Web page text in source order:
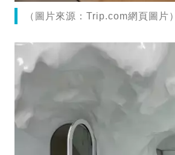
（圖片來源：Trip.com網頁圖片）